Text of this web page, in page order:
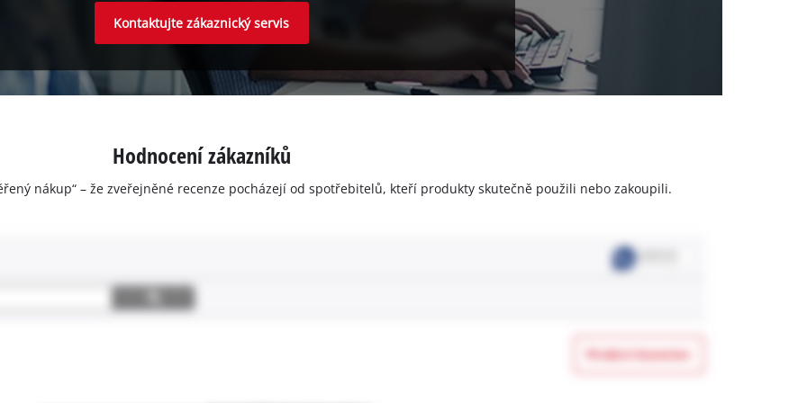
Kontaktujte zákaznický servis
Hodnocení zákazníků
nákup“ – že zveřejněné recenze pocházejí od spotřebitelů, kteří produkty skutečně použili nebo zakoupili.